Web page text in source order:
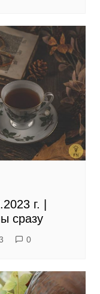
г. |
сразу
0